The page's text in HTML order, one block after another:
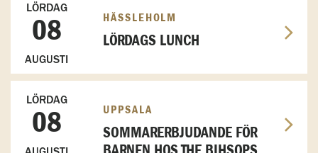
LÖRDAG
08
AUGUSTI
HÄSSLEHOLM
LÖRDAGS LUNCH
LÖRDAG
08 UPPSALA
SOMMARERBJUDANDE FÖR